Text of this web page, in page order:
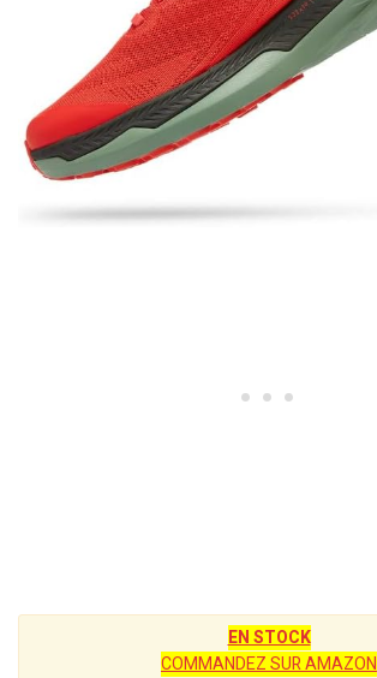
EN STOCK
COMMANDEZ SUR AMAZON